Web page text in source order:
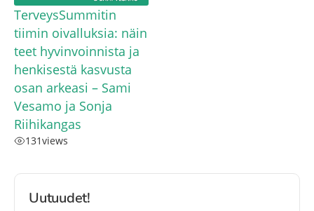
TerveysSummitin
tiimin oivalluksia: näin
teet hyvinvoinnista ja
henkisestä kasvusta
osan arkeasi – Sami
Vesamo ja Sonja
Riihikangas
131views
Uutuudet!